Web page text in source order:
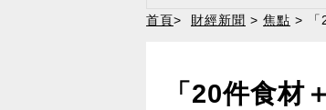
首頁> 財經新聞 > 焦點 > 「
「20件食材